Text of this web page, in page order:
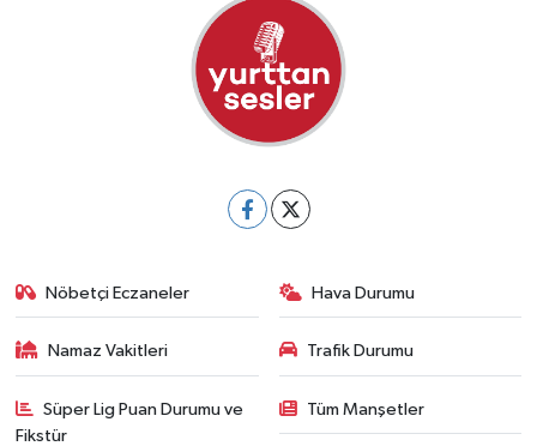
Nöbetçi Eczaneler Hava Durumu
Namaz Vakitleri Trafik Durumu
Süper Lig Puan Durumu ve
Fikstür
Tüm Manşetler